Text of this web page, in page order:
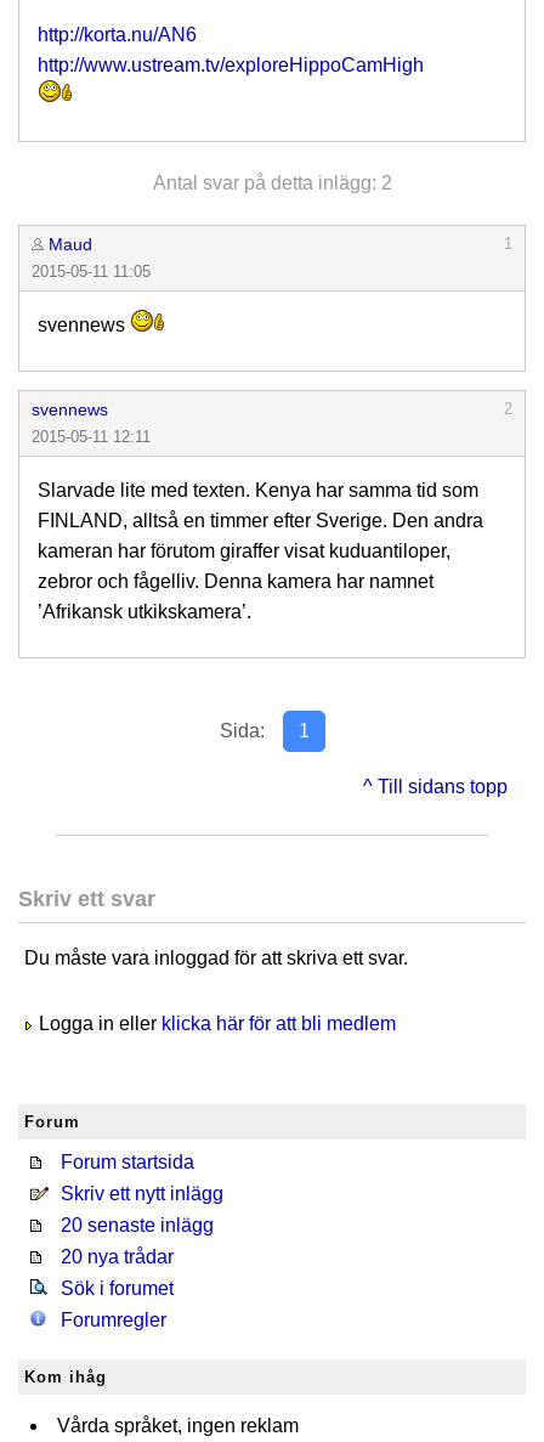
http://korta.nu/AN6
http://www.ustream.tv/exploreHippoCamHigh
Antal svar på detta inlägg: 2
Maud
1
2015-05-11 11:05
svennews
svennews
2
2015-05-11 12:11
Slarvade lite med texten. Kenya har samma tid som
FINLAND, alltså en timmer efter Sverige. Den andra
kameran har förutom giraffer visat kuduantiloper,
zebror och fågelliv. Denna kamera har namnet
’Afrikansk utkikskamera’.
Sida: 1
^ Till sidans topp
Skriv ett svar
Du måste vara inloggad för att skriva ett svar.
Logga in eller klicka här för att bli medlem
Forum
Forum startsida
Skriv ett nytt inlägg
20 senaste inlägg
20 nya trådar
Sök i forumet
Forumregler
Kom ihåg
Vårda språket, ingen reklam